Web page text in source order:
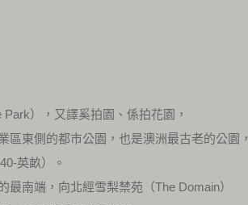
），又譯奚拍園、係拍花園，
區東側的都市公園，也是澳洲最古老的公園，
英畝）。
最南端，向北經雪梨禁苑（The Domain）